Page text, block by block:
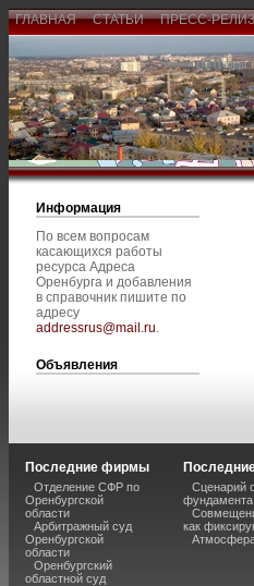
ГЛАВНАЯ СТАТЬИ ПРЕСС-
Информация
По всем вопросам
касающихся работы
ресурса Адреса
Оренбурга и добавления
в справочник пишите по
адресу
addressrus@mail.ru.
Объявления
Последние фирмы
Отделение СФР по
Оренбургской
области
Арбитражный суд
Оренбургской
области
Оренбургский
областной суд
Сценарий
фундамента
как